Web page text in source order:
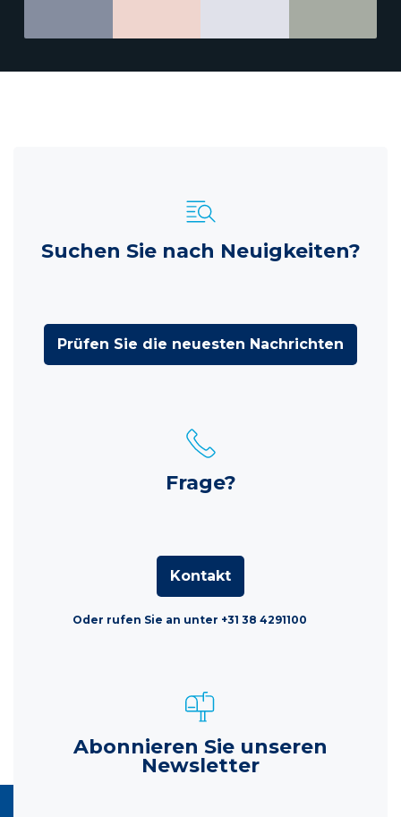
Suchen Sie nach Neuigkeiten?
Prüfen Sie die neuesten Nachrichten
Frage?
Kontakt
Oder rufen Sie an unter +31 38 4291100
Abonnieren Sie unseren
Newsletter